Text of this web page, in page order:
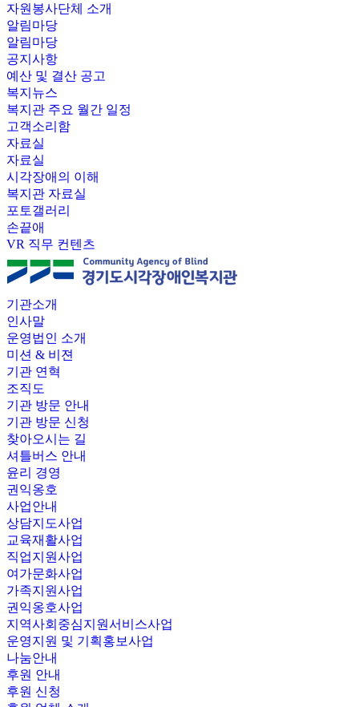
자원봉사단체 소개
알림마당
알림마당
공지사항
예산 및 결산 공고
복지뉴스
복지관 주요 월간 일정
고객소리함
자료실
자료실
시각장애의 이해
복지관 자료실
포토갤러리
손끝애
VR 직무 컨텐츠
기관소개
인사말
운영법인 소개
미션 & 비젼
기관 연혁
조직도
기관 방문 안내
기관 방문 신청
찾아오시는 길
셔틀버스 안내
윤리 경영
권익옹호
사업안내
상담지도사업
교육재활사업
직업지원사업
여가문화사업
가족지원사업
권익옹호사업
지역사회중심지원서비스사업
운영지원 및 기획홍보사업
나눔안내
후원 안내
후원 신청